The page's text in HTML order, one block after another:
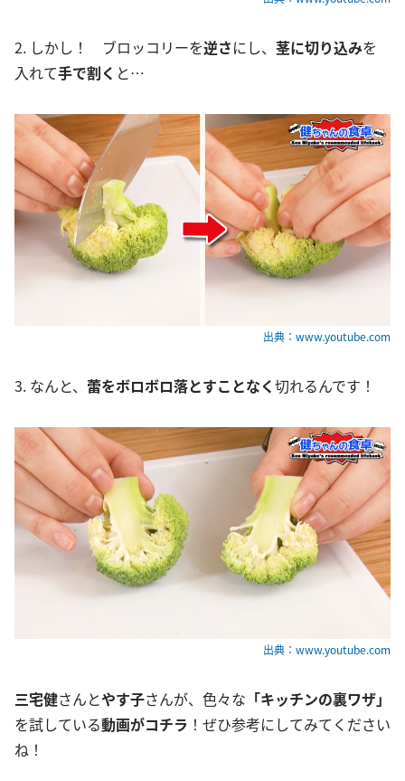
2. しかし！ ブロッコリーを逆さにし、 茎に切り込みを
入れて手で割く と…
出典：www.youtube.com
3. なんと、 蕾をボロボロ落とすことなく切れるんです！
出典：www.youtube.com
三宅健さんとやす子さんが、色々な 「キッチンの裏ワザ」
を試している動画がコチラ ！ぜひ参考にしてみてください
ね！